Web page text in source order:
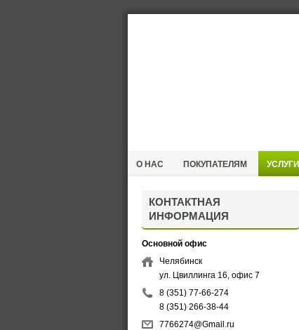
О НАС ПОКУПАТЕЛЯМ УСЛУГИ
КОНТАКТНАЯ
ИНФОРМАЦИЯ
Основной офис
Челябинск
ул. Цвиллинга 16, офис 7
8 (351) 77-66-274
8 (351) 266-38-44
7766274@Gmail.ru